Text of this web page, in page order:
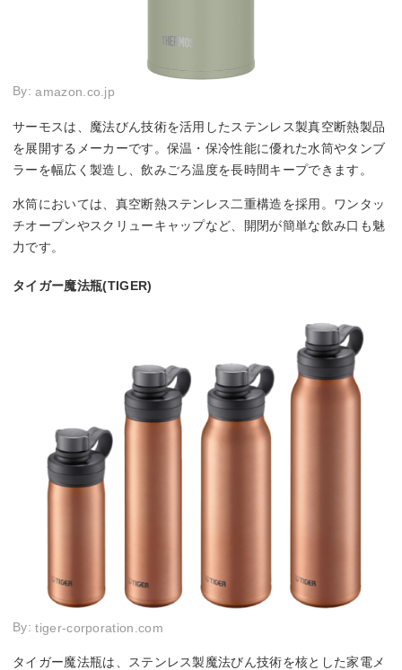
By:amazon.co.jp
サーモスは、魔法びん技術を活用したステンレス製真空断熱製品
を展開するメーカーです。保温・保冷性能に優れた水筒やタンブ
ラーを幅広く製造し、飲みごろ温度を長時間キープできます。
水筒においては、真空断熱ステンレス二重構造を採用。ワンタッ
チオープンやスクリューキャップなど、開閉が簡単な飲み口も魅
力です。
タイガー魔法瓶(TIGER)
By:tiger-corporation.com
タイガー魔法瓶は、ステンレス製魔法びん技術を核とした家電メ